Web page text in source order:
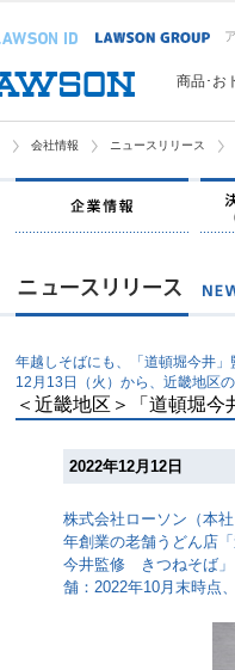
商品･お
会社情報 ニュースリリース
企業
年越しそばにも、「道頓堀今井」
12月13日（火）から、近畿地区
＜近畿地区＞「道頓堀
2022年12月12日
株式会社ローソン（本
年創業の老舗うどん店
今井監修 きつねそば」
舗：2022年10月末時点